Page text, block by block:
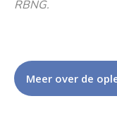
RBNG.
Meer over de